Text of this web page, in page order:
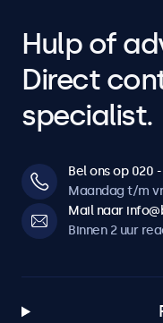
Hulp of
Direct
specialist.
Bel ons op 020
Maandag t/m
Mail naar
Binnen 2 uur